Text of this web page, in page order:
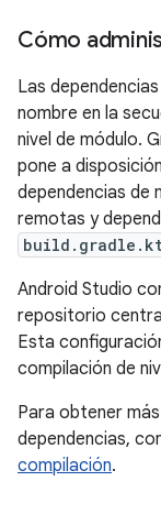
Cómo
Las
nombre en la
nivel de módulo.
pone a
dependencias de
remotas y
Android Studio
repositorio
Esta
compilación de
Para obtener
dependencias,
compilación.